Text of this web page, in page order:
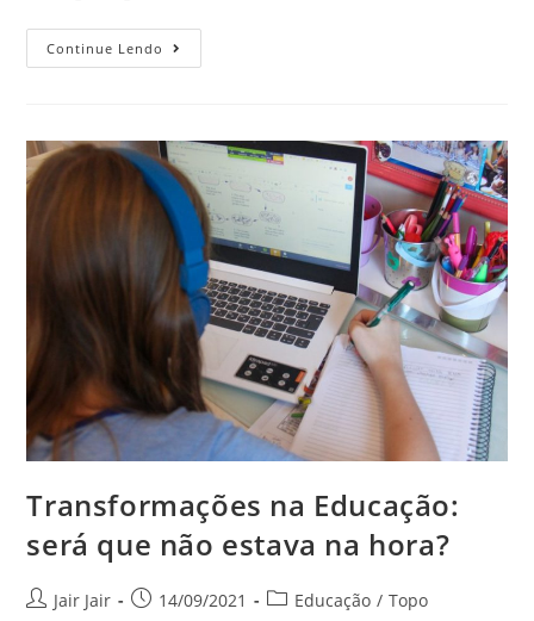
Continue Lendo
Transformações na Educação:
será que não estava na hora?
Jair Jair 14/09/2021 Educação / Topo